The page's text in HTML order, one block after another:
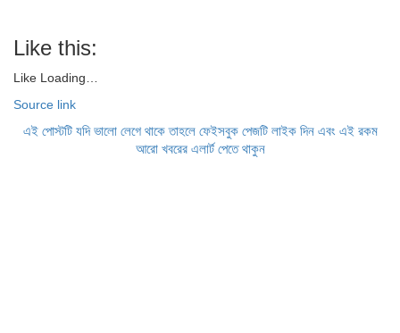
Like this:
Like Loading…
Source link
এই পোস্টটি যদি ভালো লেগে থাকে তাহলে ফেইসবুক পেজটি লাইক দিন এবং এই রকম
আরো খবরের এলার্ট পেতে থাকুন